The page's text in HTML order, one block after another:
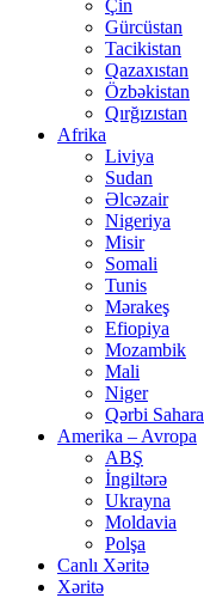
Çin
Gürcüstan
Tacikistan
Qazaxıstan
Özbəkistan
Qırğızıstan
Afrika
Liviya
Sudan
Əlcəzair
Nigeriya
Misir
Somali
Tunis
Mərakeş
Efiopiya
Mozambik
Mali
Niger
Qərbi Sahara
Amerika – Avropa
ABŞ
İngiltərə
Ukrayna
Moldavia
Polşa
Canlı Xəritə
Xəritə